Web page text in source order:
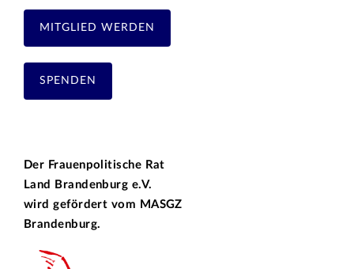
MITGLIED WERDEN
SPENDEN
Der Frauenpolitische Rat
Land Brandenburg e.V.
wird gefördert vom MASGZ
Brandenburg.